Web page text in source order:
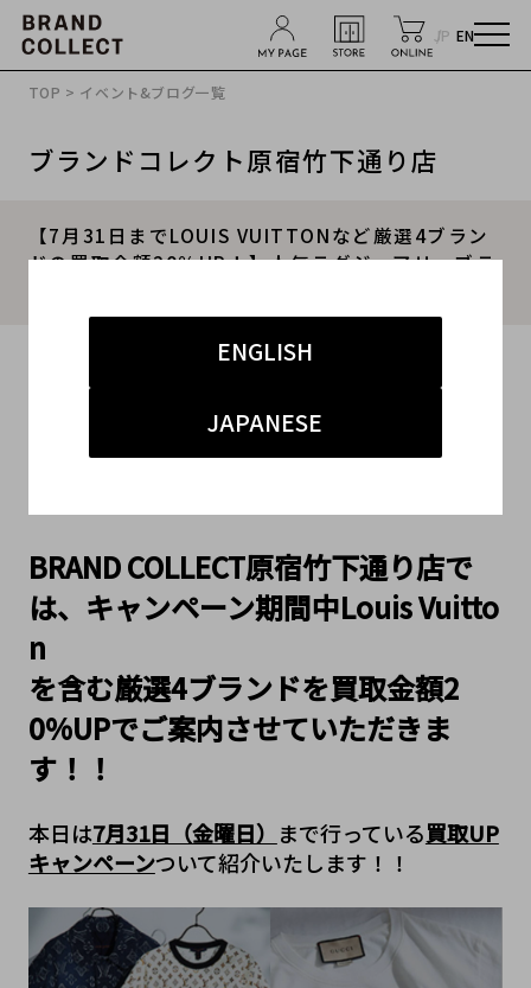
JP EN
ENGLISH
JAPANESE
TOP > イベント&ブログ一覧
ブランドコレクト原宿竹下通り店
【7月31日までLOUIS VUITTONなど厳選4ブラン
ドの買取金額20％UP！】人気ラグジュアリーブラ
#竹下 インポート
BRAND COLLECT原宿竹下通り店で
は、キャンペーン期間中Louis Vuitto
n
を含む厳選4ブランドを買取金額2
0%UPでご案内させていただきま
す！！
本日は7月31日（金曜日） まで行っている買取UP
キャンペーンついて紹介いたします！！